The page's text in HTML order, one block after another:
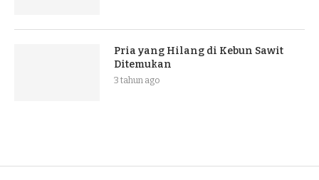
Pria yang Hilang di Kebun Sawit
Ditemukan
3 tahun ago